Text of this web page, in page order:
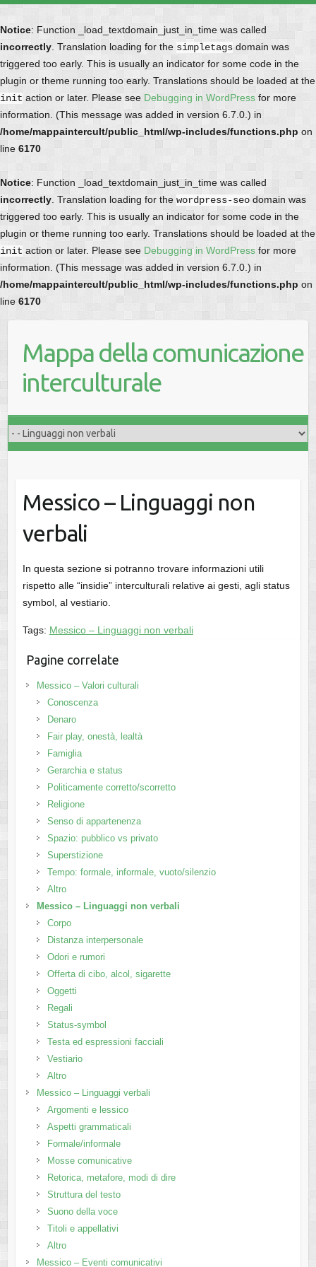
Notice: Function _load_textdomain_just_in_time was called
incorrectly . Translation loading for the simpletags domain was
triggered too early. This is usually an indicator for some code in the
plugin or theme running too early. Translations should be loaded at the
init action or later. Please see Debugging in WordPress for more
information. (This message was added in version 6.7.0.) in
/home/mappaintercult/public_html/wp-includes/functions.php on
line 6170
Notice: Function _load_textdomain_just_in_time was called
incorrectly . Translation loading for the wordpress-seo domain was
triggered too early. This is usually an indicator for some code in the
plugin or theme running too early. Translations should be loaded at the
init action or later. Please see Debugging in WordPress for more
information. (This message was added in version 6.7.0.) in
/home/mappaintercult/public_html/wp-includes/functions.php on
line 6170
Mappa della comunicazione
interculturale
Messico – Linguaggi non
verbali
In questa sezione si potranno trovare informazioni utili
rispetto alle “insidie” interculturali relative ai gesti, agli status
symbol, al vestiario.
Tags: Messico – Linguaggi non verbali
Pagine correlate
Messico – Valori culturali
Conoscenza
Denaro
Fair play, onestà, lealtà
Famiglia
Gerarchia e status
Politicamente corretto/scorretto
Religione
Senso di appartenenza
Spazio: pubblico vs privato
Superstizione
Tempo: formale, informale, vuoto/silenzio
Altro
Messico – Linguaggi non verbali
Corpo
Distanza interpersonale
Odori e rumori
Offerta di cibo, alcol, sigarette
Oggetti
Regali
Status-symbol
Testa ed espressioni facciali
Vestiario
Altro
Messico – Linguaggi verbali
Argomenti e lessico
Aspetti grammaticali
Formale/informale
Mosse comunicative
Retorica, metafore, modi di dire
Struttura del testo
Suono della voce
Titoli e appellativi
Altro
Messico – Eventi comunicativi